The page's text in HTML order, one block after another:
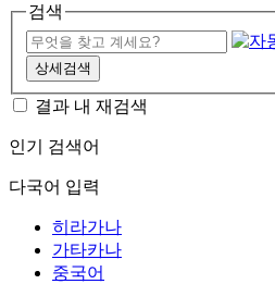
검색
상세검색
결과 내 재검색
인기 검색어
다국어 입력
히라가나
가타카나
중국어